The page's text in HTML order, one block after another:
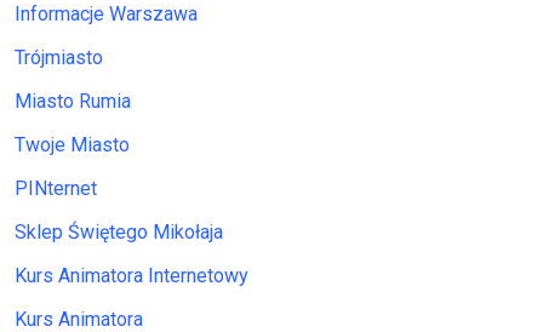
Informacje Warszawa
Trójmiasto
Miasto Rumia
Twoje Miasto
PINternet
Sklep Świętego Mikołaja
Kurs Animatora Internetowy
Kurs Animatora